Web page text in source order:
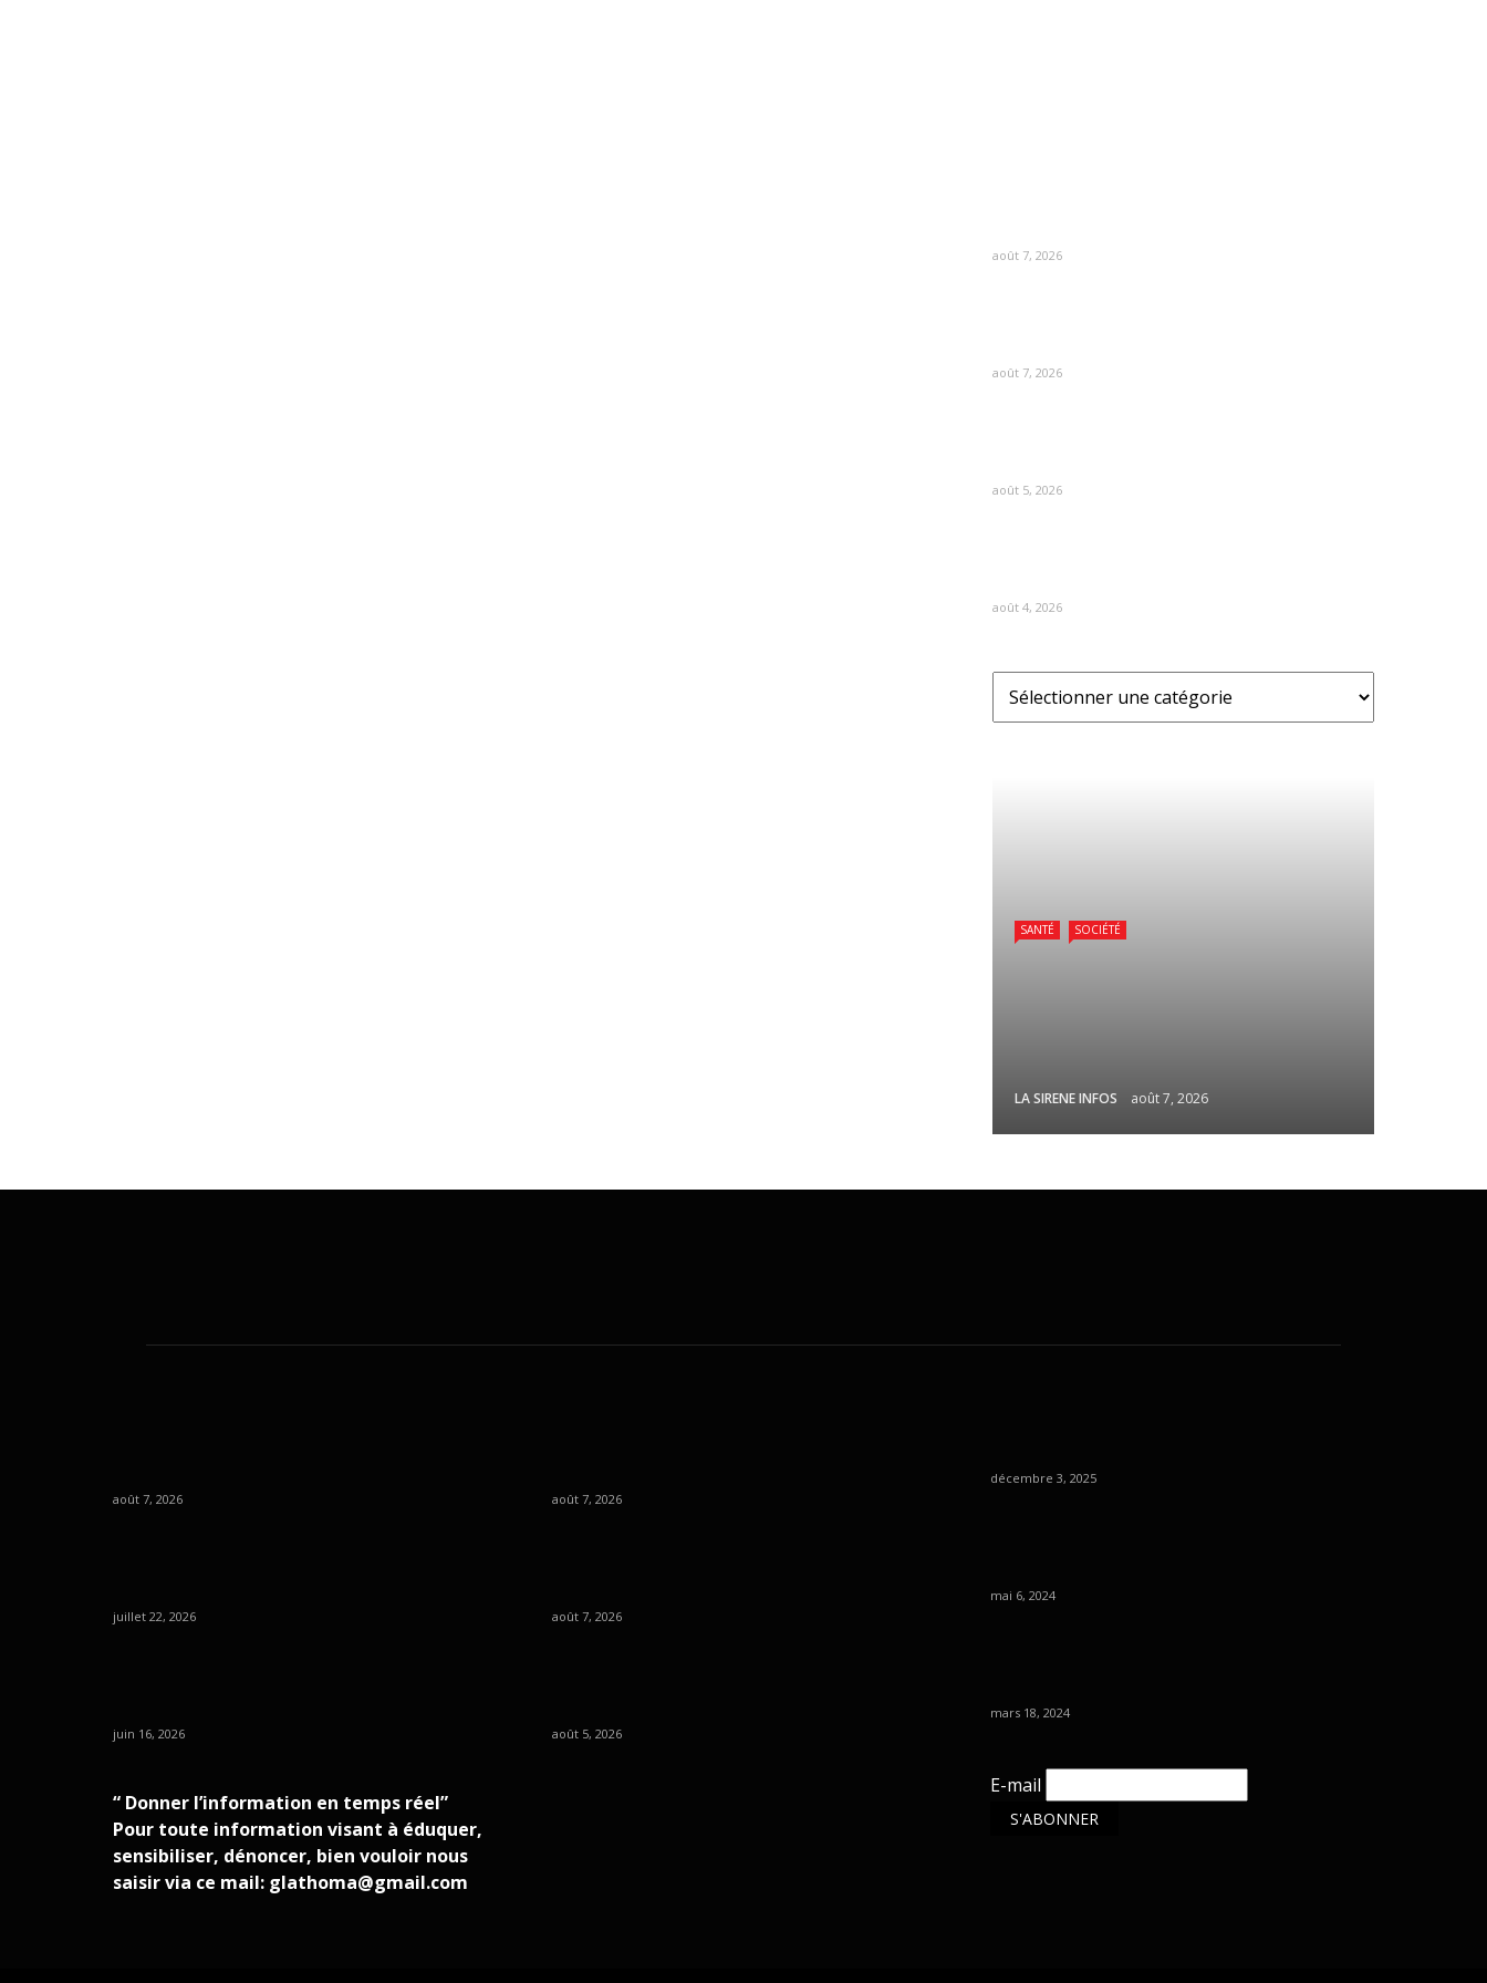
août 7, 2026
août 7, 2026
août 5, 2026
août 4, 2026
SANTÉ SOCIÉTÉ
LA SIRENE INFOS août 7, 2026
août 7, 2026
juillet 22, 2026
juin 16, 2026
“ Donner l’information en temps réel”
Pour toute information visant à éduquer,
sensibiliser, dénoncer, bien vouloir nous
saisir via ce mail: glathoma@gmail.com
août 7, 2026
août 7, 2026
août 5, 2026
décembre 3, 2025
mai 6, 2024
mars 18, 2024
E-mail